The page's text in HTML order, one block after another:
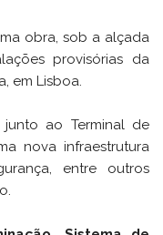
obra, sob a alçada
provisórias da
em Lisboa.
ao Terminal de
nova infraestrutura
entre outros